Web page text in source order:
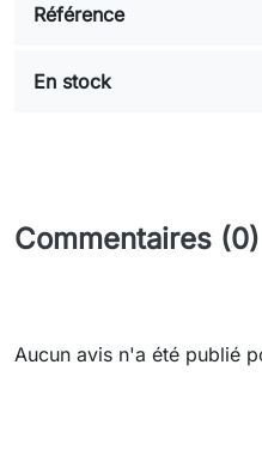
Référence
En stock
Commentaires (0)
Aucun avis n'a été publié